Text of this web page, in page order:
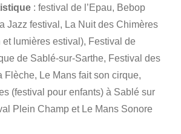
: festival de l’Epau, Bebop
Jazz festival, La Nuit des Chimères
et lumières estival), Festival de
de Sablé-sur-Sarthe, Festival des
Flèche, Le Mans fait son cirque,
(festival pour enfants) à Sablé sur
Plein Champ et Le Mans Sonore